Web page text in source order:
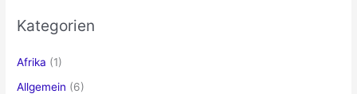
nKategorien
Afrika (1)
Allgemein (6)